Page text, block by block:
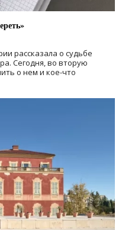
рассказала о судьбе
Сегодня, во вторую
о нем и кое-что